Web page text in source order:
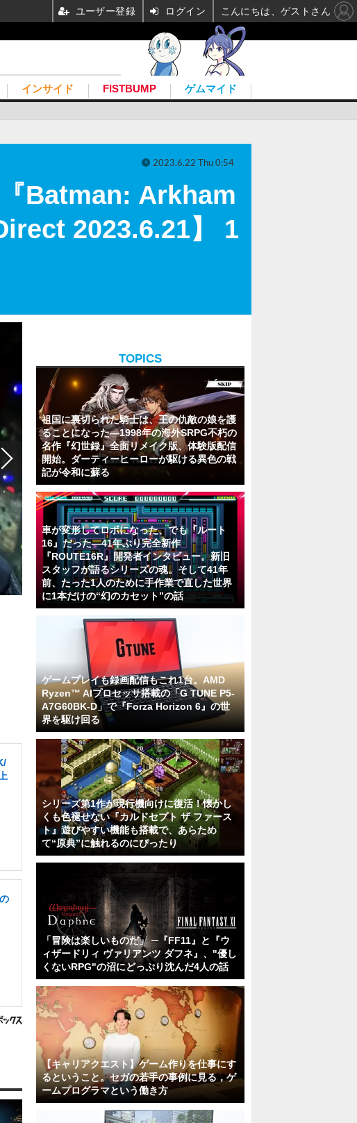
インサイド FISTBUMP ゲムマイド
Batman: Arkham
2023.6.21】 1
2023.6.22 Thu 0:54
TOPICS
祖国に裏切られた騎士は、王の仇敵の娘を護
ることになった―1998年の海外SRPG不朽の
名作『幻世録』全面リメイク版、体験版配信
開始。ダーティーヒーローが駆ける異色の戦
記が令和に蘇る
車が変形してロボになった、でも『ルート
16』だった―41年ぶり完全新作
『ROUTE16R』開発者インタビュー。新旧
スタッフが語るシリーズの魂。そして41年
前、たった1人のために手作業で直した世界
に1本だけの“幻のカセット”の話
ゲームプレイも録画配信もこれ1台。AMD
Ryzen™ AIプロセッサ搭載の「G TUNE P5-
A7G60BK-D」で『Forza Horizon 6』の世
界を駆け回る
シリーズ第1作が現行機向けに復活！懐かし
くも色褪せない『カルドセプト ザ ファース
ト』遊びやすい機能も搭載で、あらため
て“原典”に触れるのにぴったり
「冒険は楽しいものだ」 ─『FF11』と『ウ
ィザードリィ ヴァリアンツ ダフネ』、"優し
くないRPG"の沼にどっぷり沈んだ4人の話
【キャリアクエスト】ゲーム作りを仕事にす
るということ。セガの若手の事例に見る，ゲ
ームプログラマという働き方
ユーザー登録 ログイン こんにちは、ゲストさん